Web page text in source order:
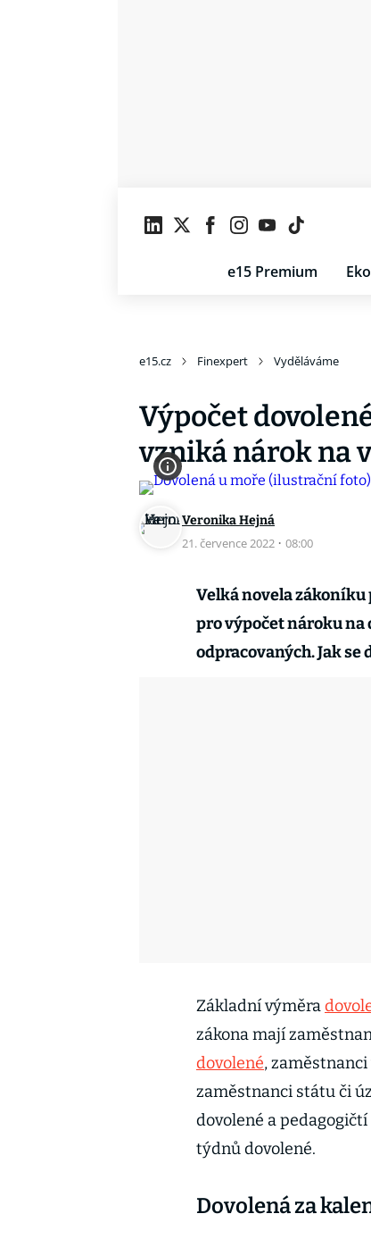
e15 Premium
e15.cz Finexpert Vyděláváme
Výpočet
vzniká nárok na
Veronika Hejná
21. července 2022 · 08:00
Velká novela zákoníku
pro výpočet nároku na
odpracovaných. Jak se
Základní výměra
zákona mají
dovolené,
zaměstnanci státu či
dovolené a
týdnů dovolené.
Dovolená za